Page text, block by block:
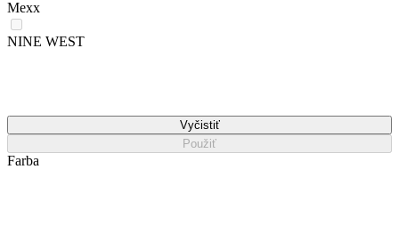
Mexx
NINE WEST
Vyčistiť
Použiť
Farba